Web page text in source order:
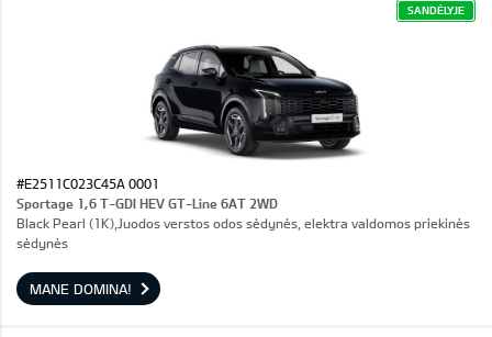
SANDĖLYJE
#E2511C023C45A 0001
Sportage 1,6 T-GDI HEV GT-Line 6AT 2WD
Black Pearl (1K),Juodos verstos odos sėdynės, elektra valdomos priekinės
sėdynės
MANE DOMINA!